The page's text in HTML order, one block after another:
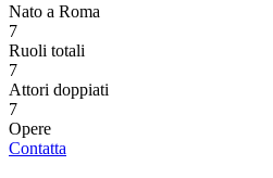
Nato a Roma
7
Ruoli totali
7
Attori doppiati
7
Opere
Contatta